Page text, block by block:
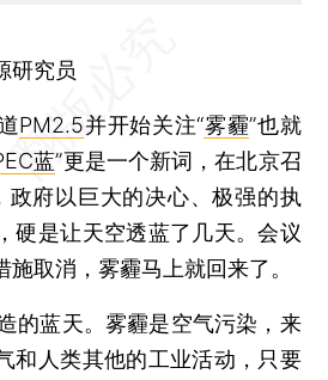
究员
PM2.5并开始关注“雾霾”也就
蓝”更是一个新词，在北京召
政府以巨大的决心、极强的执
硬是让天空透蓝了几天。会议
取消，雾霾马上就回来了。
蓝天。雾霾是空气污染，来
和人类其他的工业活动，只要